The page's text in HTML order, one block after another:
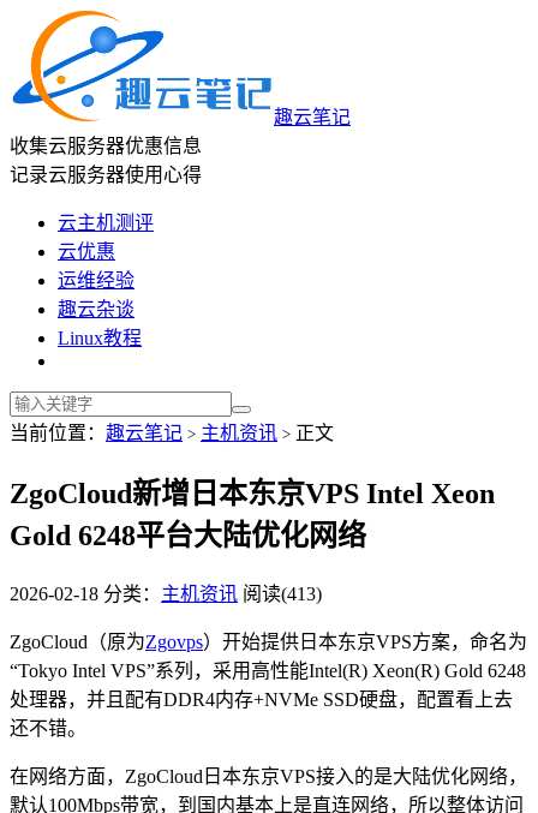
趣云笔记
收集云服务器优惠信息
记录云服务器使用心得
云主机测评
云优惠
运维经验
趣云杂谈
Linux教程
当前位置： 趣云笔记 > 主机资讯 > 正文
ZgoCloud新增日本东京VPS Intel Xeon
Gold 6248平台大陆优化网络
2026-02-18 分类： 主机资讯 阅读(413)
ZgoCloud（原为Zgovps）开始提供日本东京VPS方案，命名为
“Tokyo Intel VPS”系列，采用高性能Intel(R) Xeon(R) Gold 6248
处理器，并且配有DDR4内存+NVMe SSD硬盘，配置看上去
还不错。
在网络方面，ZgoCloud日本东京VPS接入的是大陆优化网络，
默认100Mbps带宽，到国内基本上是直连网络，所以整体访问